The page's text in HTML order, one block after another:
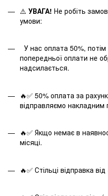
⚠️ УВАГА! Не робіть
умови:
У нас оплата 50%,
попередньої оплати не
надсилається.
🔥✅ 50% оплата за
відправляємо
🔥✅ Якщо немає в
місяці.
🔥✅ Стільці відправка